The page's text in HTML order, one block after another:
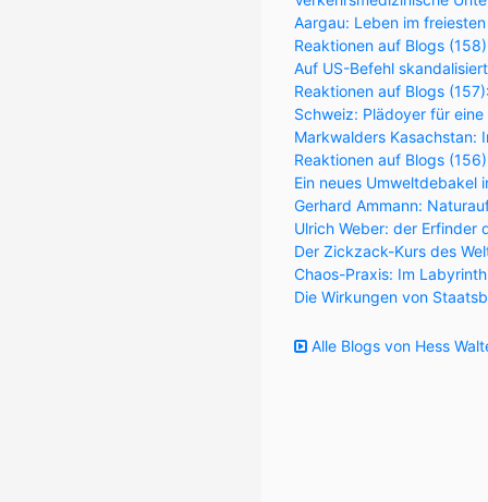
Aargau: Leben im
Reaktionen auf Blogs
Auf US-Befehl
Reaktionen auf Blogs
Schweiz: Plädoyer für
Markwalders Kasachstan:
Reaktionen auf Blogs
Ein neues Umweltdebakel
Gerhard Ammann:
Ulrich Weber: der Erfinder
Der Zickzack-Kurs des
Chaos-Praxis: Im
Die Wirkungen von
Alle Blogs von Hess